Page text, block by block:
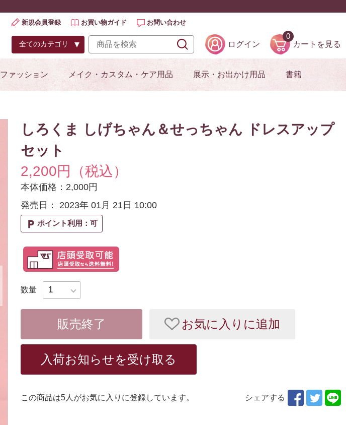
新規会員登録 お買い物ガイド お問い合わせ
ログイン
0
カートを見る
ファッション メイク・カスタム・ケア用品 展示・お出かけ用品 書籍
しろくま しげちゃん＆せっちゃん ドレスアップ
セット
2,200円（税込）
本体価格：2,000円
発売日： 2023年 01月 21日 10:00
local_parking ポイント利用：可
数量
販売終了 お気に入りに追加
入荷お知らせを受け取る
この商品は5 人がお気に入りに登録しています。 シェアする